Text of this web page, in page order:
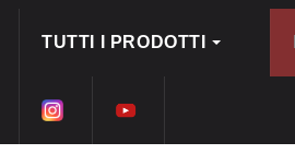
TUTTI I PRODOTTI